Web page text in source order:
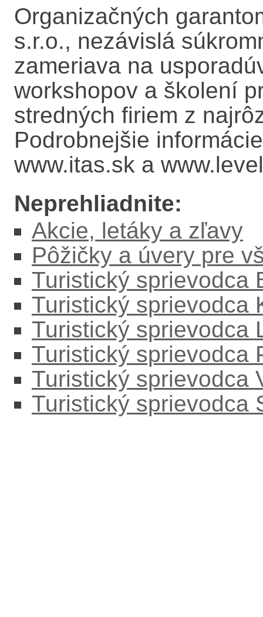
Organizačných
s.r.o., nezávislá
zameriava na
workshopov a školení
stredných firiem z
Podrobnejšie
www.itas.sk a
Neprehliadnite:
Akcie, letáky a zľavy
Pôžičky a úvery pre
Turistický sprievodca
Turistický sprievodca
Turistický sprievodca
Turistický sprievodca
Turistický sprievodca
Turistický sprievodca